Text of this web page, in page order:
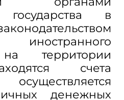
государства в
на территории
счета
денежных